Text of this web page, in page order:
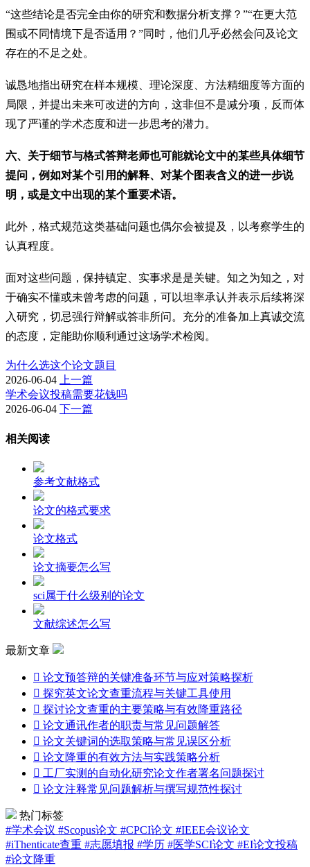
“这些结论是否完全由你的研究和数据分析支撑？”“在更大范
围或不同情境下是否适用？”同时，他们几乎必然会问及论文
存在的不足之处。
诚恳地指出研究在样本规模、理论深度、方法精细度等方面的
局限，并提出未来可改进的方向，这非但不是减分项，反而体
现了严谨的学术态度和进一步思考的潜力。
六、关于细节与格式答辩老师也可能就论文中的某些具体细节
提问，例如对某个引用的解释、对某个图表含义的进一步说
明，或是文中出现的某个重要术语。
此外，格式规范这类基础问题也偶尔会被提及，以考察学生的
认真程度。
面对这些问题，保持镇定、实事求是是关键。知之为知之，对
于确实不懂或未曾考虑的问题，可以坦率承认并表示后续将深
入研究，切忌强行辩解或答非所问。充分的准备加上真诚交流
的态度，定能助你顺利通过这场学术检阅。
为什么选这个论文题目
2026-06-04 上一篇
学术会议投稿需要花钱吗
2026-06-04 下一篇
相关阅读
参考文献格式
论文的格式要求
论文格式
论文摘要怎么写
sci属于什么级别的论文
文献综述怎么写
最新文章
 论文预答辩的关键准备环节与应对策略探析
 探究英文论文查重流程与关键工具使用
 探讨论文查重的主要策略与有效降重路径
 论文通讯作者的职责与常见问题解答
 论文关键词的选取策略与常见误区分析
 论文降重的有效方法与实践策略分析
 工厂实测的自动化研究论文作者署名问题探讨
 论文注释常见问题解析与撰写规范性探讨
热门标签
#学术会议 #Scopus论文 #CPCI论文 #IEEE会议论文
#iThenticate查重 #志愿填报 #学历 #医学SCI论文 #EI论文投稿
#论文降重